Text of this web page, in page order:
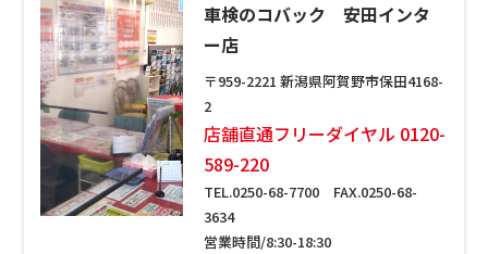
車検のコバック 安田インタ
ー店
〒959-2221 新潟県阿賀野市保田4168-
2
店舗直通フリーダイヤル 0120-
589-220
TEL.0250-68-7700 FAX.0250-68-
3634
営業時間/8:30-18:30